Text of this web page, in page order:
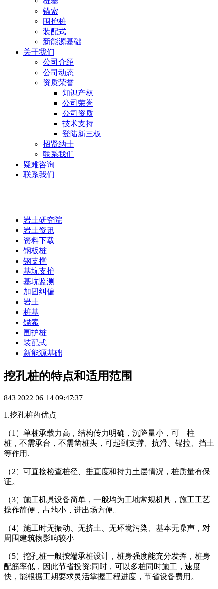
锚索
围护桩
装配式
新能源基础
关于我们
公司介绍
公司动态
资质荣誉
知识产权
公司荣誉
公司资质
技术支持
登陆新三板
招贤纳士
联系我们
疑难咨询
联系我们
岩土研究院
岩土资讯
资料下载
钢板桩
钢支撑
基坑支护
基坑监测
加固纠偏
岩土
桩基
锚索
围护桩
装配式
新能源基础
挖孔桩的特点和适用范围
843 2022-06-14 09:47:37
1.挖孔桩的优点
（1）单桩承载力高，结构传力明确，沉降量小，可—柱—
桩，不需承台，不需凿桩头，可起到支撑、抗滑、锚拉、挡土
等作用.
（2）可直接检查桩径、垂直度和持力土层情况，桩质量有保
证。
（3）施工机具设备简单，一般均为工地常规机具，施工工艺
操作简便，占地小，进出场方便。
（4）施工时无振动、无挤土、无环境污染、基本无噪声，对
周围建筑物影响较小
（5）挖孔桩一般按端承桩设计，桩身强度能充分发挥，桩身
配筋率低，因此节省投资;同时，可以多桩同时施工，速度
快，能根据工期要求灵活掌握工程进度，节省设备费用。